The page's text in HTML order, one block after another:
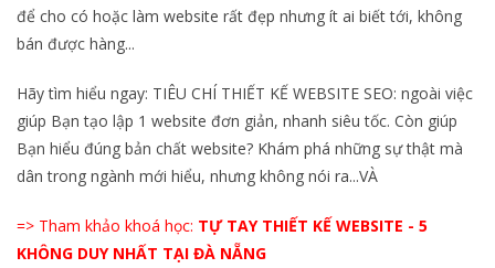
để cho có hoặc làm website rất đẹp nhưng ít ai biết tới, không
bán được hàng...
Hãy tìm hiểu ngay: TIÊU CHÍ THIẾT KẾ WEBSITE SEO: ngoài việc
giúp Bạn tạo lập 1 website đơn giản, nhanh siêu tốc. Còn giúp
Bạn hiểu đúng bản chất website? Khám phá những sự thật mà
dân trong ngành mới hiểu, nhưng không nói ra...VÀ
=> Tham khảo khoá học: TỰ TAY THIẾT KẾ WEBSITE - 5
KHÔNG DUY NHẤT TẠI ĐÀ NẴNG